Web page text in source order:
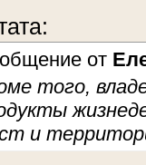
от
того,
и